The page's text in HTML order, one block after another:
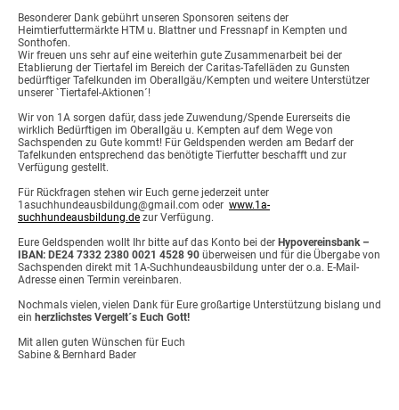
Besonderer Dank gebührt unseren Sponsoren seitens der
Heimtierfuttermärkte HTM u. Blattner und Fressnapf in Kempten und
Sonthofen.
Wir freuen uns sehr auf eine weiterhin gute Zusammenarbeit bei der
Etablierung der Tiertafel im Bereich der Caritas-Tafelläden zu Gunsten
bedürftiger Tafelkunden im Oberallgäu/Kempten und weitere Unterstützer
unserer `Tiertafel-Aktionen´!
Wir von 1A sorgen dafür, dass jede Zuwendung/Spende Eurerseits die
wirklich Bedürftigen im Oberallgäu u. Kempten auf dem Wege von
Sachspenden zu Gute kommt! Für Geldspenden werden am Bedarf der
Tafelkunden entsprechend das benötigte Tierfutter beschafft und zur
Verfügung gestellt.
Für Rückfragen stehen wir Euch gerne jederzeit unter
1asuchhundeausbildung@gmail.com oder www.1a-
suchhundeausbildung.de zur Verfügung.
Eure Geldspenden wollt Ihr bitte auf das Konto bei der Hypovereinsbank –
IBAN: DE24 7332 2380 0021 4528 90 überweisen und für die Übergabe von
Sachspenden direkt mit 1A-Suchhundeausbildung unter der o.a. E-Mail-
Adresse einen Termin vereinbaren.
Nochmals vielen, vielen Dank für Eure großartige Unterstützung bislang und
ein herzlichstes Vergelt´s Euch Gott!
Mit allen guten Wünschen für Euch
Sabine & Bernhard Bader